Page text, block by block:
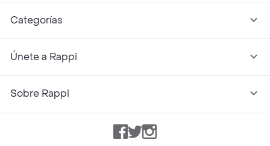
Categorías
Únete a Rappi
Sobre Rappi
Facebook
TwitterInstagram